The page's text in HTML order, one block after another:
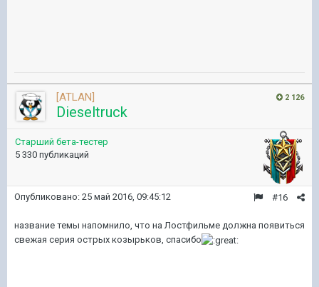
2 126
[ATLAN]
Dieseltruck
Старший бета-тестер
5 330 публикаций
#16
Опубликовано: 25 май 2016, 09:45:12
название темы напомнило, что на Лостфильме должна появиться
свежая серия острых козырьков, спасибо